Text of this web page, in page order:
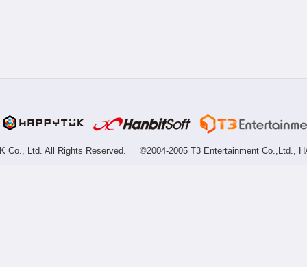
Co., Ltd. All Rights Reserved. ©2004-2005 T3 Entertainment Co.,Ltd.,